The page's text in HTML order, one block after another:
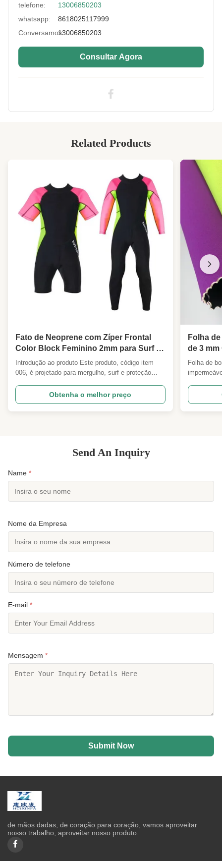
Function: A prova de choques, isolante térmico
Laminating Fabric:
Surface: Suave ou padrão
Folhas de borracha de neoprene preta de
telefone:
13006850203
whatsapp:
8618025117999
Conversamos:13006850203
Consultar Agora
Related Products
Fato de Neoprene com Zíper Frontal
Color Block Feminino 2mm para Surf e
Mergulho, Fashion e Funcional -
OEM/ODM Personalizado
Introdução ao produto Este produto, código item
006, é projetado para mergulho, surf e proteção
tecido de nylon amigável para a pele. Disponível
em várias espessuras para atender a diferentes
necessidades. Atributos do produto Capa de
Obtenha o melhor preço
Folha
de 3
Folha de
espumas
em folhas
Send An Inquiry
Name *
Nome da Empresa
Número de telefone
E-mail *
Mensagem *
Submit Now
de mãos dadas, de coração para coração, vamos aproveitar
nosso trabalho, aproveitar nosso produto.